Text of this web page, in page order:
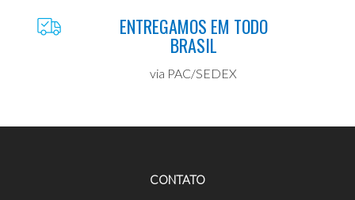
ENTREGAMOS EM TODO
BRASIL
via PAC/SEDEX
CONTATO